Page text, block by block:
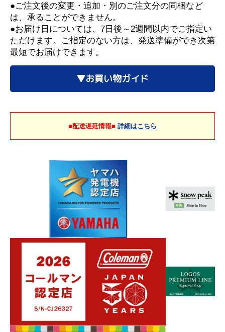
●ご注文後の変更・追加・別のご注文分の同梱など
は、承ることができません。
●お届け日については、7日後～2週間以内でご指定い
ただけます。ご指定のない方は、発送準備ができ次第
最短でお届けできます。
▼お買い物ガイド
■配送遅延情報■ 詳細はこちら